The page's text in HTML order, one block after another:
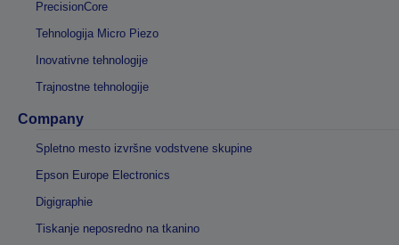
PrecisionCore
Tehnologija Micro Piezo
Inovativne tehnologije
Trajnostne tehnologije
Company
Spletno mesto izvršne vodstvene skupine
Epson Europe Electronics
Digigraphie
Tiskanje neposredno na tkanino